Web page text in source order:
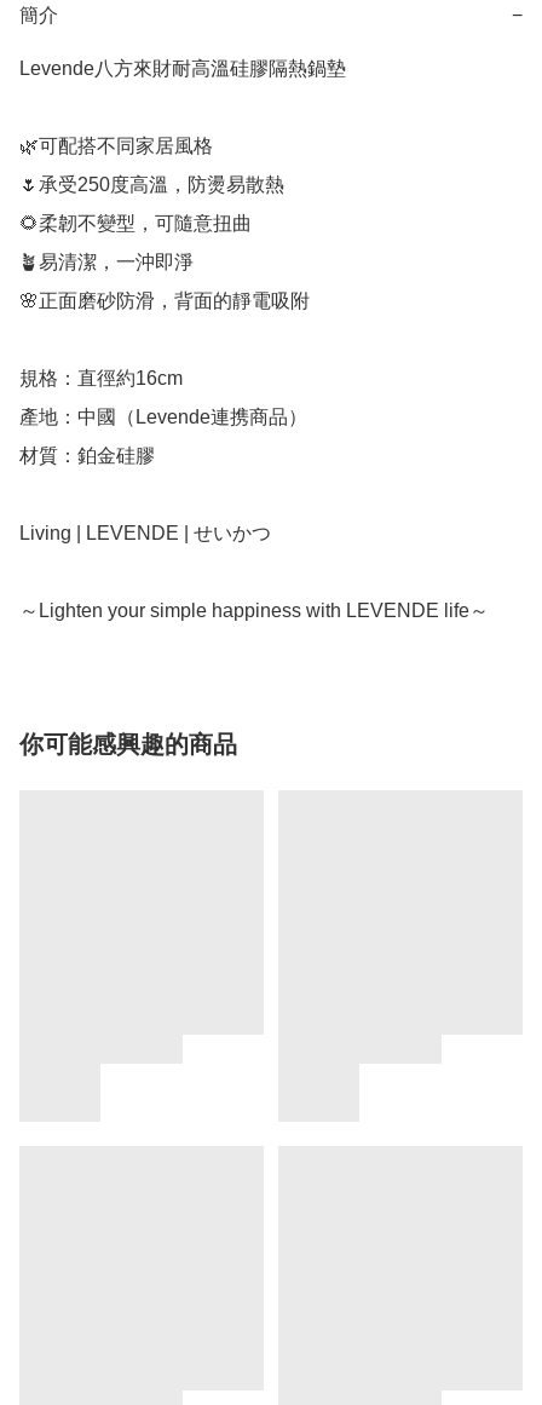
簡介 −
Levende八方來財耐高溫硅膠隔熱鍋墊
🌿可配搭不同家居風格
🌷承受250度高溫，防燙易散熱
🌻柔韌不變型，可隨意扭曲
🪴易清潔，一沖即淨
🌸正面磨砂防滑，背面的靜電吸附
規格：直徑約16cm
產地：中國（Levende連携商品）
材質：鉑金硅膠
Living | LEVENDE | せいかつ
你可能感興趣的商品